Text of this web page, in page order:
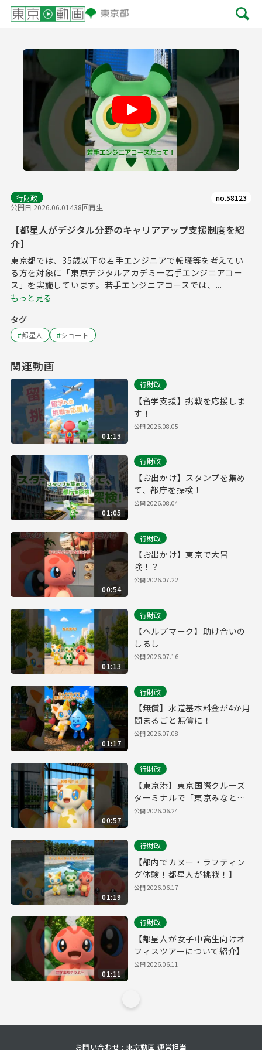
Play
行財政
公開日 2026.06.01 438回再生
no.58123
【都星人がデジタル分野のキャリアアップ支援制度を紹
介】
東京都では、35歳以下の若手エンジニアで転職等を考えてい
る方を対象に「東京デジタルアカデミー若手エンジニアコー
ス」を実施しています。若手エンジニアコースでは、...
もっと見る
タグ
#都星人 #ショート
関連動画
01:13
行財政
【留学支援】挑戦を応援しま
す！
公開2026.08.05
01:05
行財政
【お出かけ】スタンプを集め
て、都庁を探検！
公開2026.08.04
00:54
行財政
【お出かけ】東京で大冒
険！？
公開2026.07.22
01:13
行財政
【ヘルプマーク】助け合いの
しるし
公開2026.07.16
01:17
行財政
【無償】水道基本料金が4か月
間まるごと無償に！
公開2026.07.08
00:57
行財政
【東京港】東京国際クルーズ
ターミナルで「東京みなと
祭」を開催！
公開2026.06.24
01:19
行財政
【都内でカヌー・ラフティン
グ体験！都星人が挑戦！】
公開2026.06.17
01:11
行財政
【都星人が女子中高生向けオ
フィスツアーについて紹介】
公開2026.06.11
お問い合わせ : 東京動画 運営担当